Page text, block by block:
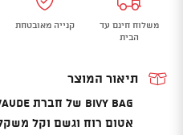
משלוח חינם עד
הבית
קנייה מאובטחת
תיאור המוצר
אטום רוח וגשם וקל משקל לבן אדם 1